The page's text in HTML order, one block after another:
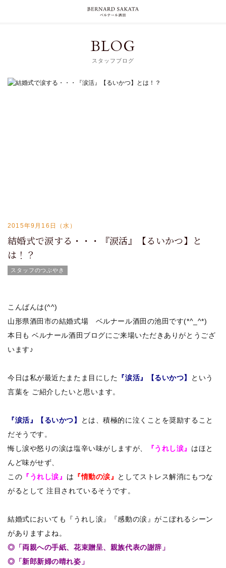
BLOG
スタッフブログ
2015年9月16日（水）
結婚式で涙する・・・『涙活』【るいかつ】と
は！？
スタッフのつぶやき
こんばんは(^^)
山形県酒田市の結婚式場 ベルナール酒田の池田です(*^_^*)
本日も ベルナール酒田ブログにご来場いただきありがとうござ
います♪
今日は私が最近たまたま目にした 『涙活』【るいかつ】
という
言葉を ご紹介したいと思います。
『涙活』【るいかつ】
とは、積極的に泣くことを奨励すること
だそうです。
悔し涙や怒りの涙は塩辛い味がしますが、
『うれし涙』 はほと
んど味がせず、
この 『うれし涙』 は 『情動の涙』 としてストレス解消にもつな
がるとして 注目されているそうです。
結婚式においても『うれし涙』『感動の涙』がこぼれるシーン
がありますよね。
◎「両親への手紙、花束贈呈、親族代表の謝辞」
◎「新郎新婦の晴れ姿」